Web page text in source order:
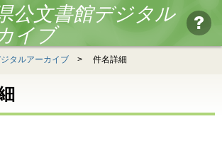
公文書館デジタル
イブ
タルアーカイブ > 件名詳細